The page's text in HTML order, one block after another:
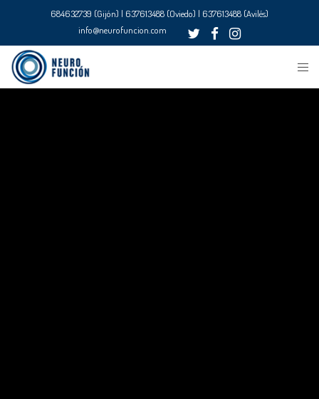
684632739 (Gijón) | 637613488 (Oviedo) | 637613488 (Avilés)
info@neurofuncion.com